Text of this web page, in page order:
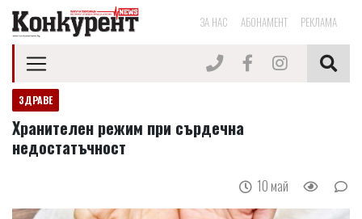
ЗА НАС АБОНАМЕНТ РЕКЛАМА
ЗДРАВЕ
Хранителен режим при сърдечна
недостатъчност
10 май